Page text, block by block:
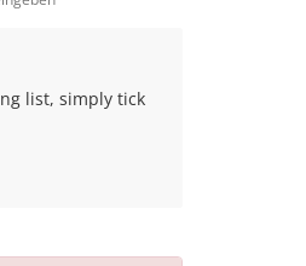
list, simply tick